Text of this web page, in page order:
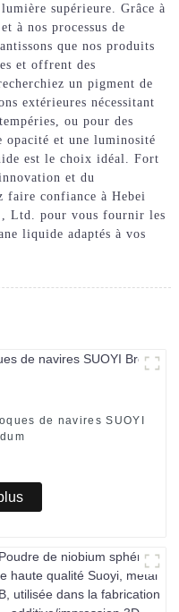
supérieure. Grâce à
à nos processus de
que nos produits
et offrent des
un pigment de
extérieures nécessitant
ou pour des
opacité et une luminosité
est le choix idéal. Fort
et du
faire confiance à Hebei
Ltd. pour vous fournir les
liquide adaptés à vos
de navires SUOYI